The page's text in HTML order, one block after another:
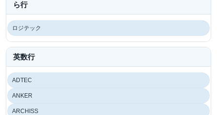
ら行
ロジテック
英数行
ADTEC
ANKER
ARCHISS